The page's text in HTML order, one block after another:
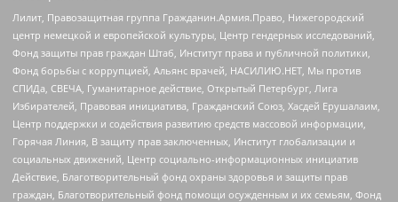
Лилит, Правозащитная группа Гражданин.Армия.Право, Нижегородский
центр немецкой и европейской культуры, Центр гендерных исследований,
Фонд защиты прав граждан Штаб, Институт права и публичной политики,
Фонд борьбы с коррупцией, Альянс врачей, НАСИЛИЮ.НЕТ, Мы против
СПИДа, СВЕЧА, Гуманитарное действие, Открытый Петербург, Лига
Избирателей, Правовая инициатива, Гражданский Союз, Хасдей Ерушалаим,
Центр поддержки и содействия развитию средств массовой информации,
Горячая Линия, В защиту прав заключенных, Институт глобализации и
социальных движений, Центр социально-информационных инициатив
Действие, Благотворительный фонд охраны здоровья и защиты прав
граждан, Благотворительный фонд помощи осужденным и их семьям, Фонд